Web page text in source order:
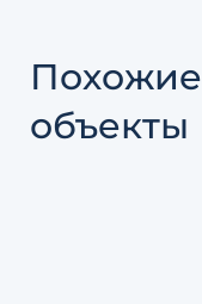
Похожие
объекты